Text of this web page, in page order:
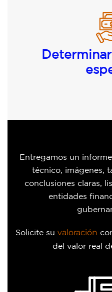
Entregamos un
técnico, imágenes,
conclusiones claras,
entidades
Solicite su valoración
del valor real